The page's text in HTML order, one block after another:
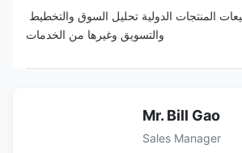
والتسويق وغيرها من الخدمات
Mr. Bill Gao
Sales Manager